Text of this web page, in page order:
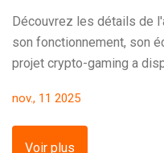
Découvrez les détails de
son fonctionnement, son
projet crypto-gaming a
nov., 11 2025
Voir plus